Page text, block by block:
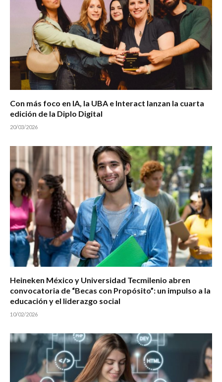
Con más foco en IA, la UBA e Interact lanzan la cuarta
edición de la Diplo Digital
20/03/2026
Heineken México y Universidad Tecmilenio abren
convocatoria de “Becas con Propósito”: un impulso a la
educación y el liderazgo social
10/02/2026